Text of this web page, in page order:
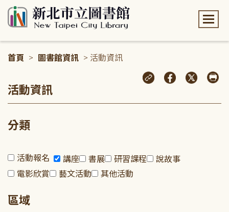
首頁 > 圖書館資訊 > 活動資訊
活動資訊
分類
活動報名 講座 書展 研習課程
說故事
電影欣賞
藝文活動 其他活動
區域